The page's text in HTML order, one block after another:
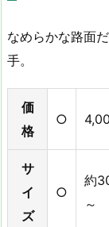
なめらかな路面
手。
価
格
○
サ
イ
ズ
○
約
～